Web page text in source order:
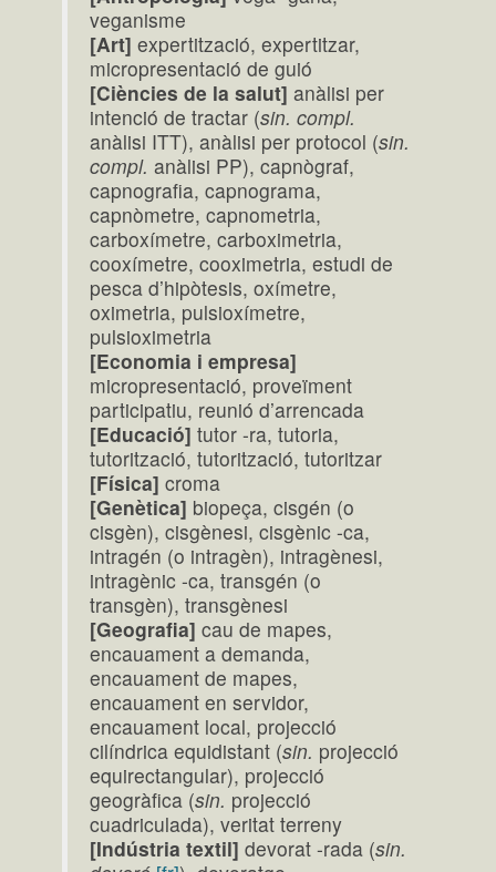
veganisme
[Art] expertització, expertitzar,
micropresentació de guió
[Ciències de la salut] anàlisi per
intenció de tractar (sin. compl.
anàlisi ITT), anàlisi per protocol (sin.
compl. anàlisi PP), capnògraf,
capnografia, capnograma,
capnòmetre, capnometria,
carboxímetre, carboximetria,
cooxímetre, cooximetria, estudi de
pesca d’hipòtesis, oxímetre,
oximetria, pulsioxímetre,
pulsioximetria
[Economia i empresa]
micropresentació, proveïment
participatiu, reunió d’arrencada
[Educació] tutor -ra, tutoria,
tutorització, tutorització, tutoritzar
[Física] croma
[Genètica] biopeça, cisgén (o
cisgèn), cisgènesi, cisgènic -ca,
intragén (o intragèn), intragènesi,
intragènic -ca, transgén (o
transgèn), transgènesi
[Geografia] cau de mapes,
encauament a demanda,
encauament de mapes,
encauament en servidor,
encauament local, projecció
cilíndrica equidistant (sin. projecció
equirectangular), projecció
geogràfica (sin. projecció
cuadriculada), veritat terreny
[Indústria textil] devorat -rada (sin.